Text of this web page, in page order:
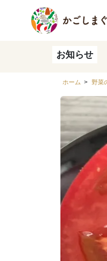
お知らせ
ホーム > 野菜